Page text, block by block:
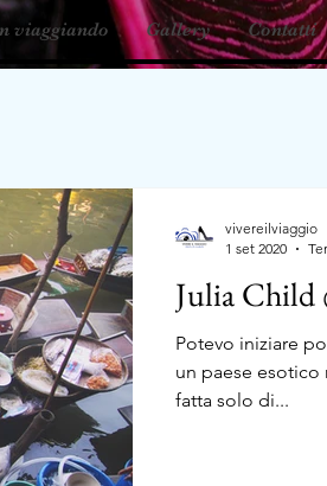
viaggiando Gallery Contatti
Julia Child
Potevo iniziare
un paese esotico
fatta solo di...
vivereilviaggio
1 set 2020